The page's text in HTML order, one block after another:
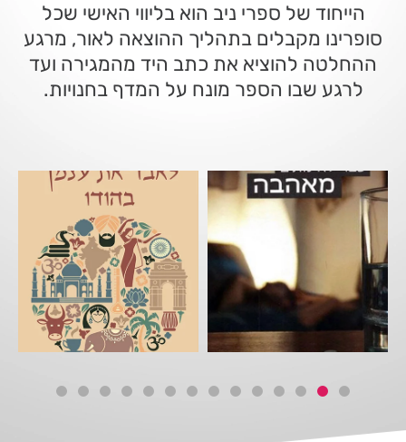
הייחוד של ספרי ניב הוא בליווי האישי שכל
סופרינו מקבלים בתהליך ההוצאה לאור, מרגע
ההחלטה להוציא את כתב היד מהמגירה ועד
לרגע שבו הספר מונח על המדף בחנויות.